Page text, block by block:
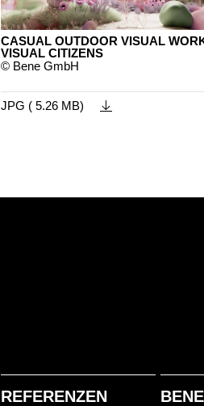
CASUAL OUTDOOR VISUAL
VISUAL CITIZENS
© Bene GmbH
JPG ( 5.26 MB)
REFERENZEN BENE